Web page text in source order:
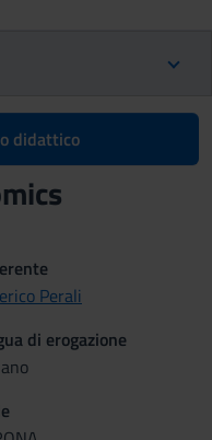
didattico
Perali
di erogazione